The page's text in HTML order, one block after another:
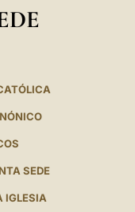
SEDE
IGLESIA